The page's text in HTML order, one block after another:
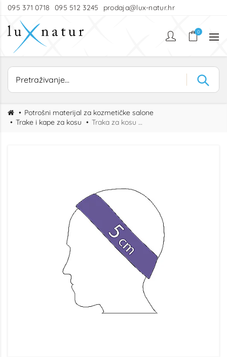
095 371 0718 095 512 3245 prodaja@lux-natur.hr
0
Potrošni materijal za kozmetičke salone
Trake i kape za kosu
Traka za kosu Standard